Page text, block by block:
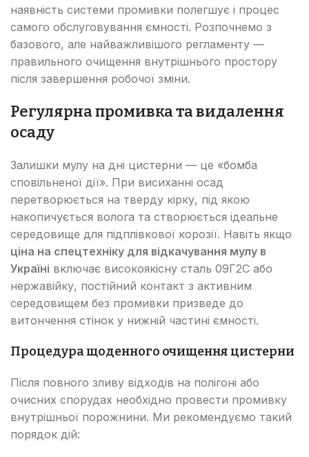
наявність системи промивки полегшує і процес
самого обслуговування ємності. Розпочнемо з
базового, але найважливішого регламенту —
правильного очищення внутрішнього простору
після завершення робочої зміни.
Регулярна промивка та видалення
осаду
Залишки мулу на дні цистерни — це «бомба
сповільненої дії». При висиханні осад
перетворюється на тверду кірку, під якою
накопичується волога та створюється ідеальне
середовище для підплівкової корозії. Навіть якщо
ціна на спецтехніку для відкачування мулу в
Україні включає високоякісну сталь 09Г2С або
нержавійку, постійний контакт з активним
середовищем без промивки призведе до
витончення стінок у нижній частині ємності.
Процедура щоденного очищення цистерни
Після повного зливу відходів на полігоні або
очисних спорудах необхідно провести промивку
внутрішньої порожнини. Ми рекомендуємо такий
порядок дій: